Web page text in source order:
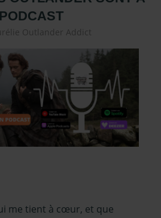
Outlander Addict
d'outlander
projecteurs
me tient à cœur, et que